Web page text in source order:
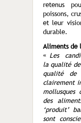
retenus
poissons,
et leur
durable.
Aliments de
« Les
la qualité
qualité de
clairement
mollusques
des
‘produit’
sont